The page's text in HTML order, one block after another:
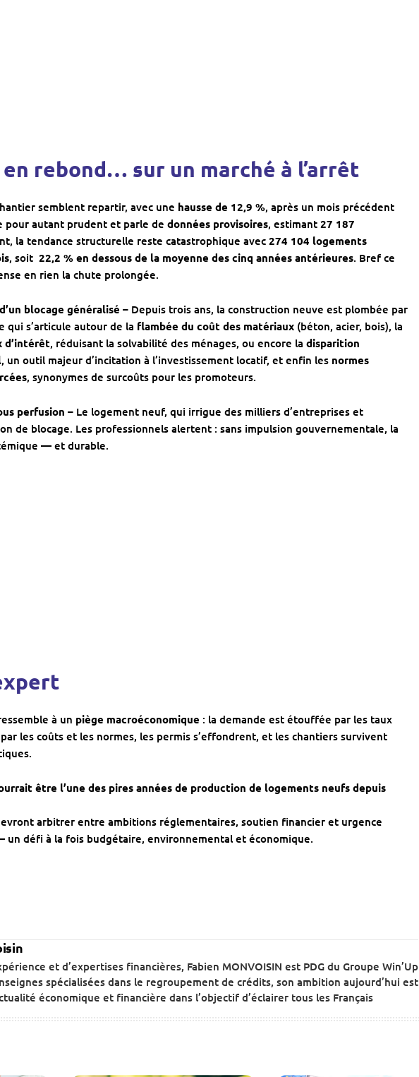
rebond… sur un marché à l’arrêt
semblent repartir, avec une hausse de 12,9 %, après un mois précédent
pour autant prudent et parle de données provisoires, estimant 27 187
la tendance structurelle reste catastrophique avec 274 104 logements
, soit 22,2 % en dessous de la moyenne des cinq années antérieures. Bref ce
en rien la chute prolongée.
blocage généralisé – Depuis trois ans, la construction neuve est plombée par
qui s’articule autour de la flambée du coût des matériaux (béton, acier, bois), la
d’intérêt, réduisant la solvabilité des ménages, ou encore la disparition
, un outil majeur d’incitation à l’investissement locatif, et enfin les normes
, synonymes de surcoûts pour les promoteurs.
perfusion – Le logement neuf, qui irrigue des milliers d’entreprises et
de blocage. Les professionnels alertent : sans impulsion gouvernementale, la
— et durable.
à un piège macroéconomique : la demande est étouffée par les taux
les coûts et les normes, les permis s’effondrent, et les chantiers survivent
être l’une des pires années de production de logements neufs depuis
arbitrer entre ambitions réglementaires, soutien financier et urgence
un défi à la fois budgétaire, environnemental et économique.
et d’expertises financières, Fabien MONVOISIN est PDG du Groupe Win’Up
spécialisées dans le regroupement de crédits, son ambition aujourd’hui est
économique et financière dans l’objectif d’éclairer tous les Français